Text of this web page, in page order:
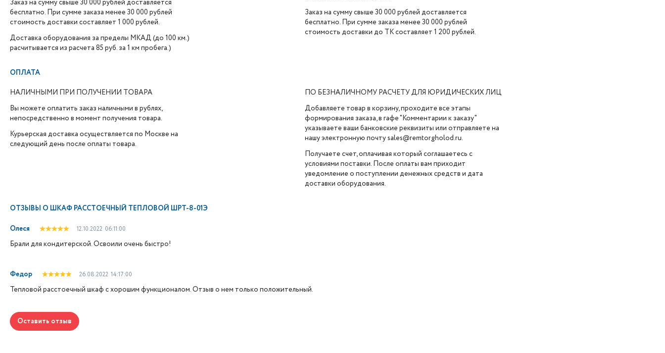
Заказ на сумму свыше 30 000 рублей доставляется
бесплатно. При сумме заказа менее 30 000 рублей
стоимость доставки составляет 1 000 рублей.
Доставка оборудования за пределы МКАД (до 100 км.)
расчитывается из расчета 85 руб. за 1 км пробега.)
Заказ на сумму свыше 30 000 рублей доставляется
бесплатно. При сумме заказа менее 30 000 рублей
стоимость доставки до ТК составляет 1 200 рублей.
ОПЛАТА
НАЛИЧНЫМИ ПРИ ПОЛУЧЕНИИ ТОВАРА
Вы можете оплатить заказ наличными в рублях,
непосредственно в момент получения товара.
Курьерская доставка осуществляется по Москве на
следующий день после оплаты товара.
ПО БЕЗНАЛИЧНОМУ РАСЧЕТУ ДЛЯ ЮРИДИЧЕСКИХ ЛИЦ
Добавляете товар в корзину, проходите все этапы
формирования заказа, в гафе "Комментарии к заказу"
указываете ваши банковские реквизиты или отправляете на
нашу электронную почту sales@remtorgholod.ru.
Получаете счет, оплачивая который соглашаетесь с
условиями поставки. После оплаты вам приходит
уведомление о поступлении денежных средств и дата
доставки оборудования.
ОТЗЫВЫ О ШКАФ РАССТОЕЧНЫЙ ТЕПЛОВОЙ ШРТ-8-01Э
Олеся 12.10.2022 06:11:00
Брали для кондитерской. Освоили очень быстро!
Федор 26.08.2022 14:17:00
Тепловой расстоечный шкаф с хорошим функционалом. Отзыв о нем только положительный.
Оставить отзыв